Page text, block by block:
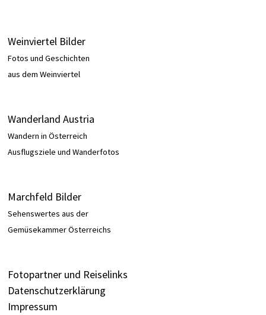
Weinviertel Bilder
Fotos und Geschichten
aus dem Weinviertel
Wanderland Austria
Wandern in Österreich
Ausflugsziele und Wanderfotos
Marchfeld Bilder
Sehenswertes aus der
Gemüsekammer Österreichs
Fotopartner und Reiselinks
Datenschutzerklärung
Impressum